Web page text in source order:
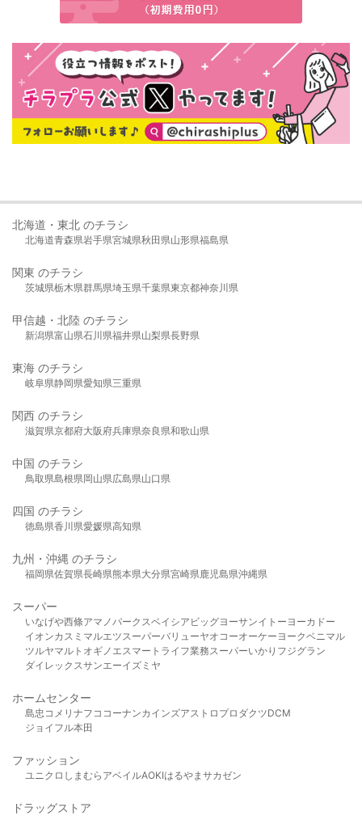
北海道・東北 のチラシ
北海道青森県岩手県宮城県秋田県山形県福島県
関東 のチラシ
茨城県栃木県群馬県埼玉県千葉県東京都神奈川県
甲信越・北陸 のチラシ
新潟県富山県石川県福井県山梨県長野県
東海 のチラシ
岐阜県静岡県愛知県三重県
関西 のチラシ
滋賀県京都府大阪府兵庫県奈良県和歌山県
中国 のチラシ
鳥取県島根県岡山県広島県山口県
四国 のチラシ
徳島県香川県愛媛県高知県
九州・沖縄 のチラシ
福岡県佐賀県長崎県熊本県大分県宮崎県鹿児島県沖縄県
スーパー
いなげや西條アマノパークスベイシア ビッグヨーサンイトーヨーカドー
イオンカスミ マルエツスーパーバリューヤオコーオーケー ヨークベニマル
ツルヤマルト オギノ エスマート ライフ業務スーパーいかり フジグラン
ダイレックスサンエーイズミヤ
ホームセンター
島忠 コメリ ナフコ コーナンカインズアストロプロダクツDCM
ジョイフル本田
ファッション
ユニクロ しまむら アベイルAOKIはるやま サカゼン
ドラッグストア